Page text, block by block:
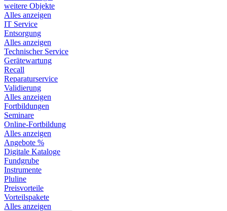
weitere Objekte
Alles anzeigen
IT Service
Entsorgung
Alles anzeigen
Technischer Service
Gerätewartung
Recall
Reparaturservice
Validierung
Alles anzeigen
Fortbildungen
Seminare
Online-Fortbildung
Alles anzeigen
Angebote %
Digitale Kataloge
Fundgrube
Instrumente
Pluline
Preisvorteile
Vorteilspakete
Alles anzeigen